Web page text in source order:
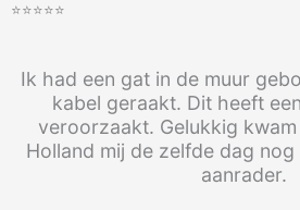
⭐⭐⭐⭐⭐
Ik had een gat in de muur
kabel geraakt. Dit heeft
veroorzaakt. Gelukkig
Holland mij de zelfde dag
aanrader.